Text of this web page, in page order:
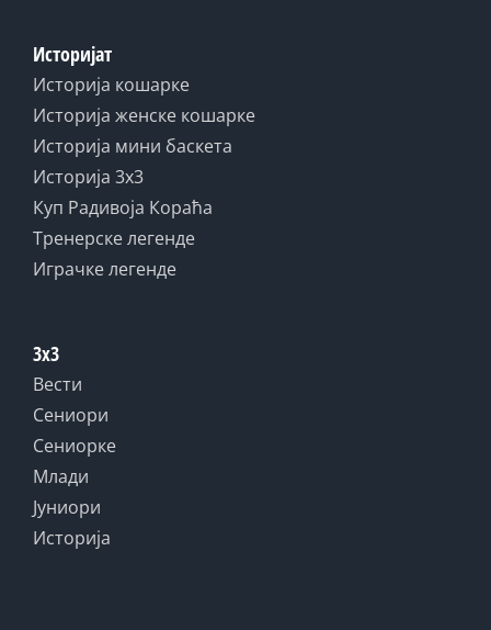
Историјат
Историја кошарке
Историја женске кошарке
Историја мини баскета
Историја 3x3
Куп Радивоја Кораћа
Тренерске легенде
Играчке легенде
3x3
Вести
Сениори
Сениорке
Млади
Јуниори
Историја